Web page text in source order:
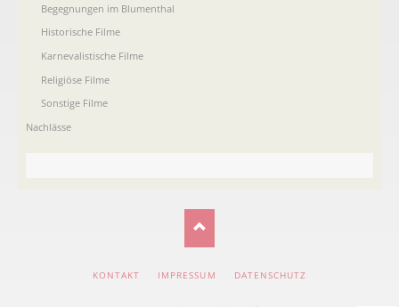
Begegnungen im Blumenthal
Historische Filme
Karnevalistische Filme
Religiöse Filme
Sonstige Filme
Nachlässe
KONTAKT IMPRESSUM DATENSCHUTZ